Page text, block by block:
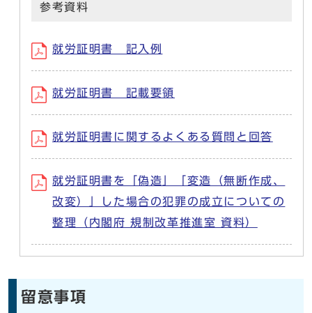
参考資料
就労証明書 記入例
就労証明書 記載要領
就労証明書に関するよくある質問と回答
就労証明書を「偽造」「変造（無断作成、
改変）」した場合の犯罪の成立についての
整理（内閣府 規制改革推進室 資料）
留意事項